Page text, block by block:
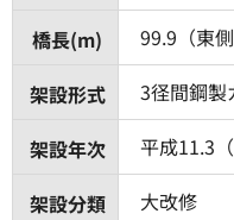
橋長(m)
99.9（東
架設形式
3径間鋼製
架設年次
平成11.3
架設分類
大改修